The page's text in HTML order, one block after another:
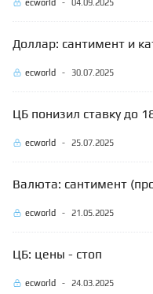
ecworld - 04.09.2025
Доллар: сантимент и
ecworld - 30.07.2025
ЦБ понизил ставку до
ecworld - 25.07.2025
Валюта: сантимент
ecworld - 21.05.2025
ЦБ: цены - стоп
ecworld - 24.03.2025